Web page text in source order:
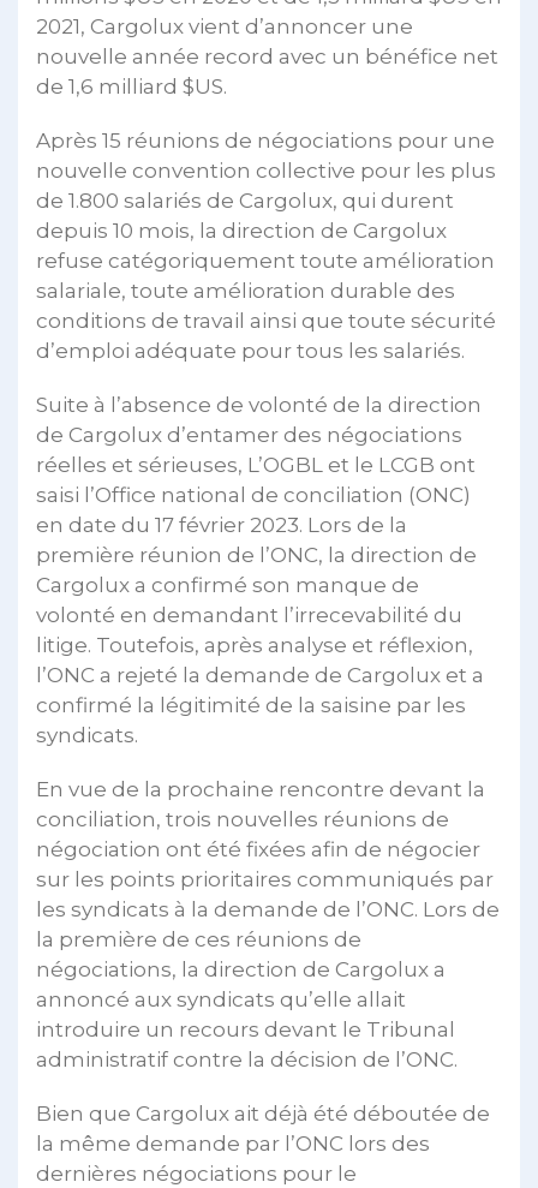
2021, Cargolux vient d’annoncer une
nouvelle année record avec un bénéfice net
de 1,6 milliard $US.
Après 15 réunions de négociations pour une
nouvelle convention collective pour les plus
de 1.800 salariés de Cargolux, qui durent
depuis 10 mois, la direction de Cargolux
refuse catégoriquement toute amélioration
salariale, toute amélioration durable des
conditions de travail ainsi que toute sécurité
d’emploi adéquate pour tous les salariés.
Suite à l’absence de volonté de la direction
de Cargolux d’entamer des négociations
réelles et sérieuses, L’OGBL et le LCGB ont
saisi l’Office national de conciliation (ONC)
en date du 17 février 2023. Lors de la
première réunion de l’ONC, la direction de
Cargolux a confirmé son manque de
volonté en demandant l’irrecevabilité du
litige. Toutefois, après analyse et réflexion,
l’ONC a rejeté la demande de Cargolux et a
confirmé la légitimité de la saisine par les
syndicats.
En vue de la prochaine rencontre devant la
conciliation, trois nouvelles réunions de
négociation ont été fixées afin de négocier
sur les points prioritaires communiqués par
les syndicats à la demande de l’ONC. Lors de
la première de ces réunions de
négociations, la direction de Cargolux a
annoncé aux syndicats qu’elle allait
introduire un recours devant le Tribunal
administratif contre la décision de l’ONC.
Bien que Cargolux ait déjà été déboutée de
la même demande par l’ONC lors des
dernières négociations pour le